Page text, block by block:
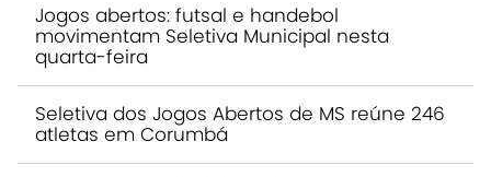
Jogos abertos: futsal e handebol
movimentam Seletiva Municipal nesta
quarta-feira
Seletiva dos Jogos Abertos de MS reúne 246
atletas em Corumbá